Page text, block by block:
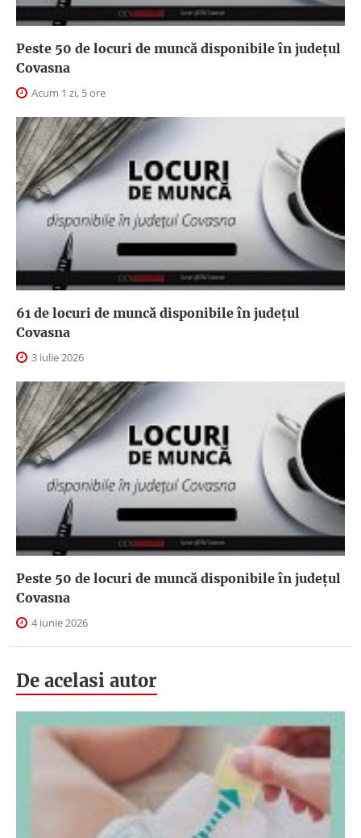
Peste 50 de locuri de muncă disponibile în județul
Covasna
Acum 1 zi, 5 ore
61 de locuri de muncă disponibile în județul
Covasna
3 iulie 2026
Peste 50 de locuri de muncă disponibile în județul
Covasna
4 iunie 2026
De acelasi autor